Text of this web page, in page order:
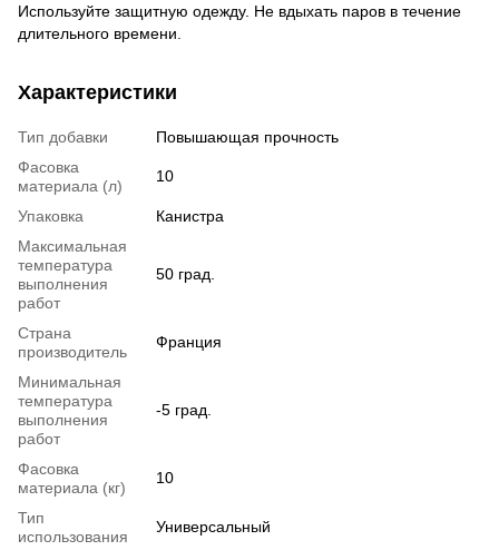
Используйте защитную одежду. Не вдыхать паров в течение
длительного времени.
Характеристики
Тип добавки
Повышающая прочность
Фасовка
материала (л)
10
Упаковка
Канистра
Максимальная
температура
выполнения
работ
50 град.
Страна
производитель
Франция
Минимальная
температура
выполнения
работ
-5 град.
Фасовка
материала (кг)
10
Тип
использования
Универсальный